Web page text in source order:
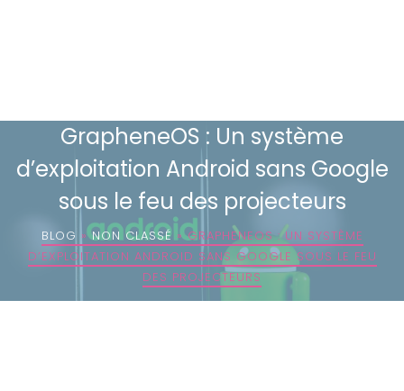
GrapheneOS : Un système
d’exploitation Android sans Google
sous le feu des projecteurs
BLOG »NON CLASSÉ »GRAPHENEOS : UN SYSTÈME
D’EXPLOITATION ANDROID SANS GOOGLE SOUS LE FEU
DES PROJECTEURS